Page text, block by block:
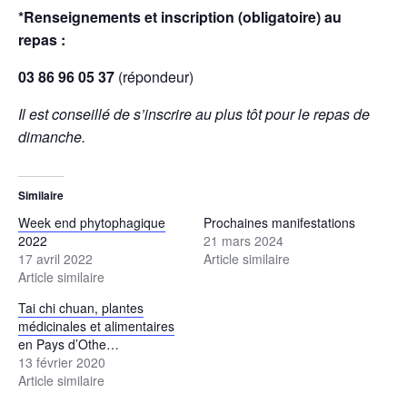
*Renseignements et inscription (obligatoire) au
repas :
03 86 96 05 37 (répondeur)
Il est conseillé de s’inscrire au plus tôt pour le repas de
dimanche.
Similaire
Week end phytophagique
2022
17 avril 2022
Article similaire
Prochaines manifestations
21 mars 2024
Article similaire
Tai chi chuan, plantes
médicinales et alimentaires
en Pays d’Othe…
13 février 2020
Article similaire